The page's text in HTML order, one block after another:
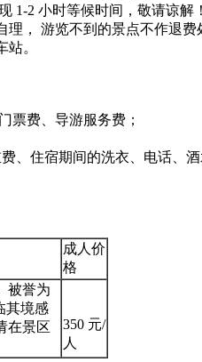
1-2 小时等候时间，敬请谅解！
， 游览不到的景点不作退费
。
票费、导游服务费；
、住宿期间的洗衣、电话、
成人价
格
被誉为
其境感
在景区
350 元/
人